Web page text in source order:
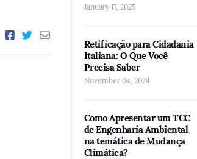
January 17, 2025
Retificação para Cidadania
Italiana: O Que Você
Precisa Saber
November 04, 2024
Como Apresentar um TCC
de Engenharia Ambiental
na temática de Mudança
Climática?